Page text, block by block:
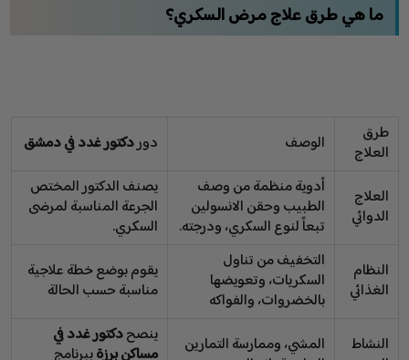
ما هي طرق علاج مرض السكري؟
طرق
العلاج
الوصف دوردكتور غدد في دمشق
العلاج
الدوائي
أدوية منظمة من وصف
الطبيب وحقن الانسولين
تبعاً لنوع السكري، ودرجته.
يصنف الدكتور المختص
الجرعة المناسبة لمرضى
السكري.
النظام
الغذائي
التخفيف من تناول
السكريات، وتعويضها
بالخضروات، والفواكه
يقوم بوضع خطة علاجية
مناسبة حسب الحالة
النشاط
المشي، وممارسة التمارين
ينصحدكتور غدد في